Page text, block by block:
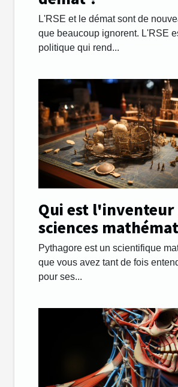
L'RSE et le démat sont de
que beaucoup ignorent. L'RSE
politique qui rend...
Qui est l'inventeur
sciences
Pythagore est un scientifique
que vous avez tant de fois
pour ses...